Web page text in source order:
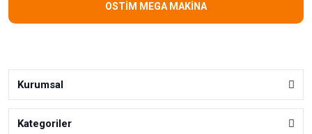
OSTİM MEGA MAKİNA
Kurumsal
Kategoriler